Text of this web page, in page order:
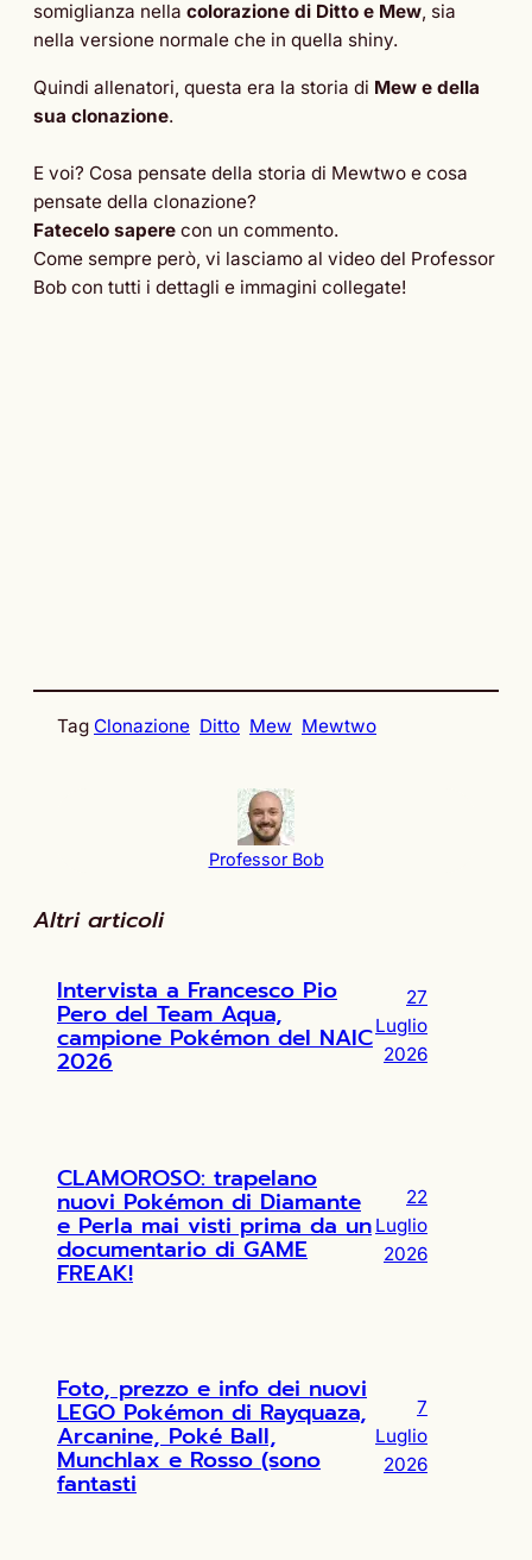
somiglianza nella colorazione di Ditto e Mew, sia
nella versione normale che in quella shiny.
Quindi allenatori, questa era la storia di Mew e della
sua clonazione.
E voi? Cosa pensate della storia di Mewtwo e cosa
pensate della clonazione?
Fatecelo sapere con un commento.
Come sempre però, vi lasciamo al video del Professor
Bob con tutti i dettagli e immagini collegate!
Tag Clonazione Ditto Mew Mewtwo
Professor Bob
Altri articoli
Intervista a Francesco Pio
Pero del Team Aqua,
campione Pokémon del NAIC
2026
27
Luglio
2026
CLAMOROSO: trapelano
nuovi Pokémon di Diamante
e Perla mai visti prima da un
documentario di GAME
FREAK!
22
Luglio
2026
Foto, prezzo e info dei nuovi
LEGO Pokémon di Rayquaza,
Arcanine, Poké Ball,
Munchlax e Rosso (sono
fantasti
7
Luglio
2026